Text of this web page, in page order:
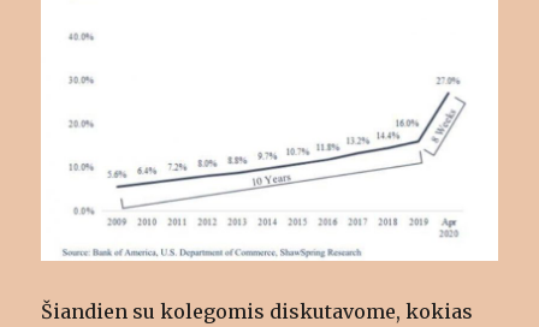
Šiandien su kolegomis diskutavome, kokias